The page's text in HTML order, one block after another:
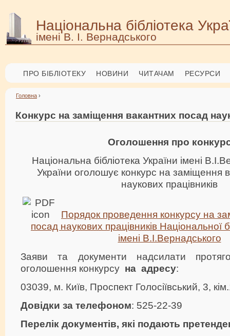
Національна бібліотека
імені В. І. Вернадського
ПРО БІБЛІОТЕКУ НОВИНИ ЧИТАЧАМ РЕСУРСИ
Головна ›
Конкурс на заміщення вакантних посад
Оголошення про
Національна бібліотека України імені
України оголошує конкурс на заміщення
наукових працівників
Порядок проведення конкурсу на
посад наукових працівників Національної
імені В.І.Вернадського
Заяви та документи надсилати
оголошення конкурсу на адресу:
03039, м. Київ, Проспект Голосіївський, 3,
Довідки за телефоном: 525-22-39
Перелік документів, які подають